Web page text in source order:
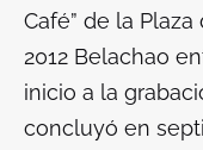
Café” de la
2012 Belachao
inicio a la
concluyó en